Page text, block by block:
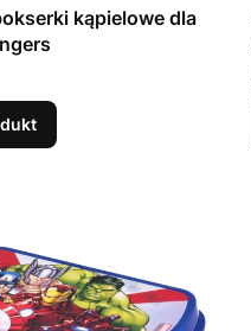
kąpielowe dla